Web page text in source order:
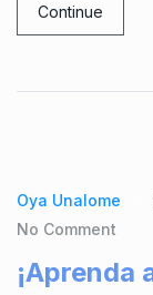
Continue
Oya Unalome
No Comment
¡Aprenda